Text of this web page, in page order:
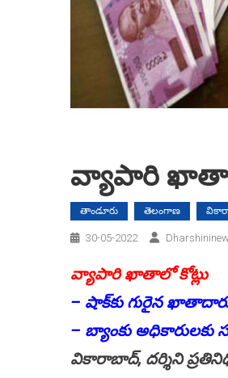
వ్యాపారి
తాండూరు తెలంగాణ
30-05-2022
వ్యాపారి ఖాతాలో కోట్లు
– షాక్‌కు గురైన
– బ్యాంకు
వికారాబాద్‌, ద‌ర్శిని